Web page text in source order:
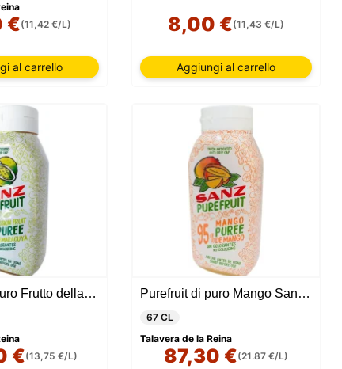
€(11,42 €/L)
al carrello
8,00 €(11,43 €/L)
Aggiungi al carrello
Purefruit di puro Frutto della passione Sanz - 6 unità
€(13,75 €/L)
Purefruit di puro Mango Sanz - 6 unità
67 CL
Talavera de la Reina
87,30 €(21.87 €/L)